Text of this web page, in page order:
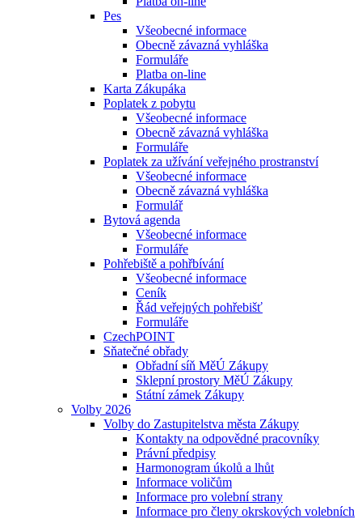
Pes
Všeobecné informace
Obecně závazná vyhláška
Formuláře
Platba on-line
Karta Zákupáka
Poplatek z pobytu
Všeobecné informace
Obecně závazná vyhláška
Formuláře
Poplatek za užívání veřejného prostranství
Všeobecné informace
Obecně závazná vyhláška
Formulář
Bytová agenda
Všeobecné informace
Formuláře
Pohřebiště a pohřbívání
Všeobecné informace
Ceník
Řád veřejných pohřebišť
Formuláře
CzechPOINT
Sňatečné obřady
Obřadní síň MěÚ Zákupy
Sklepní prostory MěÚ Zákupy
Státní zámek Zákupy
Volby 2026
Volby do Zastupitelstva města Zákupy
Kontakty na odpovědné pracovníky
Právní předpisy
Harmonogram úkolů a lhůt
Informace voličům
Informace pro volební strany
Informace pro členy okrskových volebních